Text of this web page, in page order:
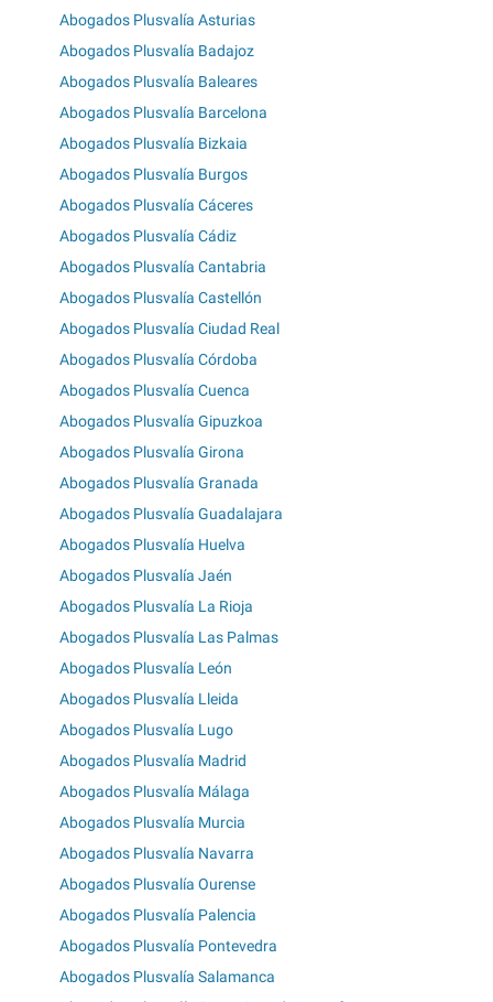
Abogados Plusvalía Asturias
Abogados Plusvalía Badajoz
Abogados Plusvalía Baleares
Abogados Plusvalía Barcelona
Abogados Plusvalía Bizkaia
Abogados Plusvalía Burgos
Abogados Plusvalía Cáceres
Abogados Plusvalía Cádiz
Abogados Plusvalía Cantabria
Abogados Plusvalía Castellón
Abogados Plusvalía Ciudad Real
Abogados Plusvalía Córdoba
Abogados Plusvalía Cuenca
Abogados Plusvalía Gipuzkoa
Abogados Plusvalía Girona
Abogados Plusvalía Granada
Abogados Plusvalía Guadalajara
Abogados Plusvalía Huelva
Abogados Plusvalía Jaén
Abogados Plusvalía La Rioja
Abogados Plusvalía Las Palmas
Abogados Plusvalía León
Abogados Plusvalía Lleida
Abogados Plusvalía Lugo
Abogados Plusvalía Madrid
Abogados Plusvalía Málaga
Abogados Plusvalía Murcia
Abogados Plusvalía Navarra
Abogados Plusvalía Ourense
Abogados Plusvalía Palencia
Abogados Plusvalía Pontevedra
Abogados Plusvalía Salamanca